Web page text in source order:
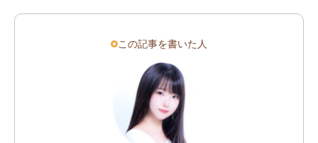
この記事を書いた人